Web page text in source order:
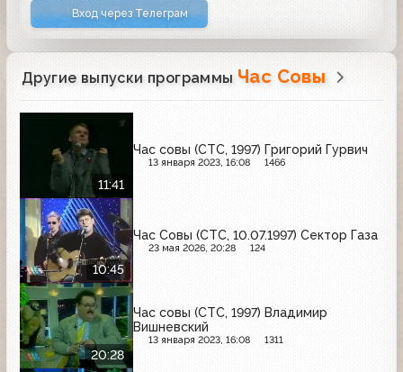
Вход через Телеграм
Другие выпуски программы Час Совы
11:41
Час совы (СТС, 1997) Григорий Гурвич
13 января 2023, 16:08 1466
10:45
Час Совы (СТС, 10.07.1997) Сектор Газа
23 мая 2026, 20:28 124
20:28
Час совы (СТС, 1997) Владимир
Вишневский
13 января 2023, 16:08 1311